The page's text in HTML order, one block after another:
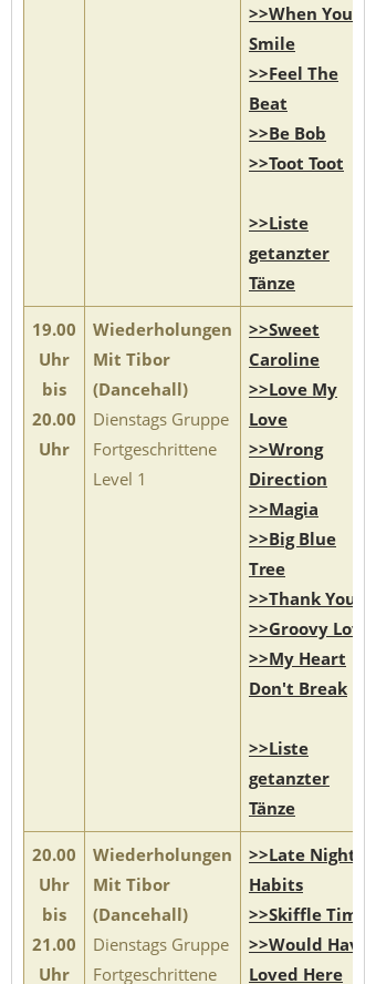
>>When You
Smile
>>Feel The
Beat
>>Be Bob
>>Toot Toot
>>Liste
getanzter
Tänze
19.00
Uhr
bis
20.00
Uhr
Wiederholungen
Mit Tibor
(Dancehall)
Dienstags Gruppe
Fortgeschrittene
Level 1
>>Sweet
Caroline
>>Love My
Love
>>Wrong
Direction
>>Magia
>>Big Blue
Tree
>>Thank You
>>Groovy Love
>>My Heart
Don't Break
>>Liste
getanzter
Tänze
20.00
Uhr
bis
21.00
Uhr
Wiederholungen
Mit Tibor
(Dancehall)
Dienstags Gruppe
Fortgeschrittene
>>Late Night
Habits
>>Skiffle Time
>>Would Have
Loved Here